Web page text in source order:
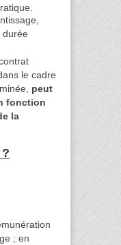
durée
le cadre
peut
fonction
la
; en